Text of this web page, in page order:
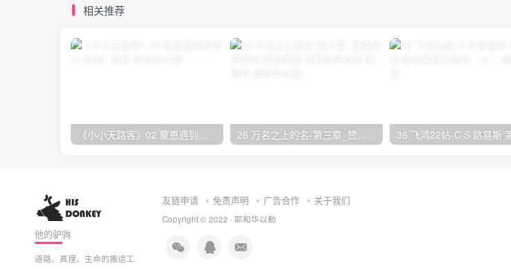
相关推荐
《小小天路客》02 蒙恩遇到传道人 海伦L·泰勒
他的驴驹
道路、真理、生命的搬运工
友链申请 免责声明 广告合作 关于我们
Copyright © 2022 · 耶和华以勒